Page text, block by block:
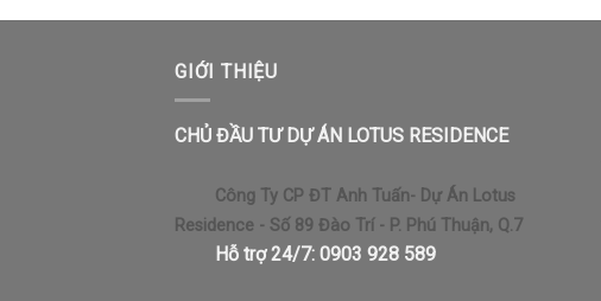
GIỚI THIỆU
CHỦ ĐẦU TƯ DỰ ÁN LOTUS RESIDENCE
Công Ty CP ĐT Anh Tuấn- Dự Án Lotus
Residence - Số 89 Đào Trí - P. Phú Thuận, Q.7
Hỗ trợ 24/7: 0903 928 589